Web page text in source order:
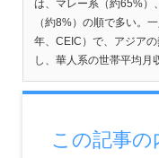
は、マレー系（約65%）
（約8%）の順で多い。
年、CEIC）で、アジア
し、華人系の世帯平均月
この記事の